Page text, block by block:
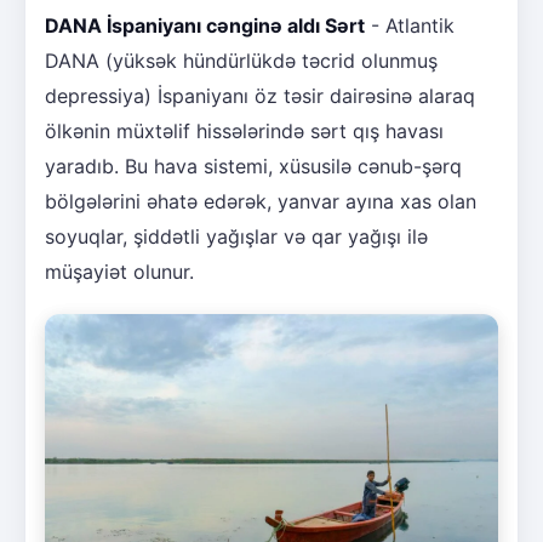
DANA İspaniyanı cənginə aldı Sərt - Atlantik
DANA (yüksək hündürlükdə təcrid olunmuş
depressiya) İspaniyanı öz təsir dairəsinə alaraq
ölkənin müxtəlif hissələrində sərt qış havası
yaradıb. Bu hava sistemi, xüsusilə cənub-şərq
bölgələrini əhatə edərək, yanvar ayına xas olan
soyuqlar, şiddətli yağışlar və qar yağışı ilə
müşayiət olunur.